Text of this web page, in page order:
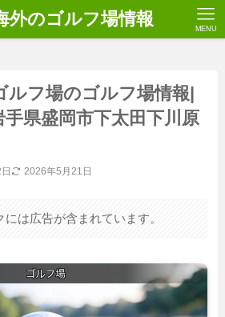
外のゴルフ場情報 MENU
ルフ場のゴルフ場情報|
手県盛岡市下太田下川原
2026年5月21日
は広告が含まれています。